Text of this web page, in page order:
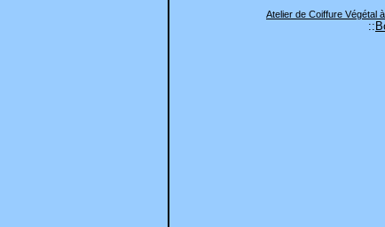
Atelier de Coiffure Végétal
::